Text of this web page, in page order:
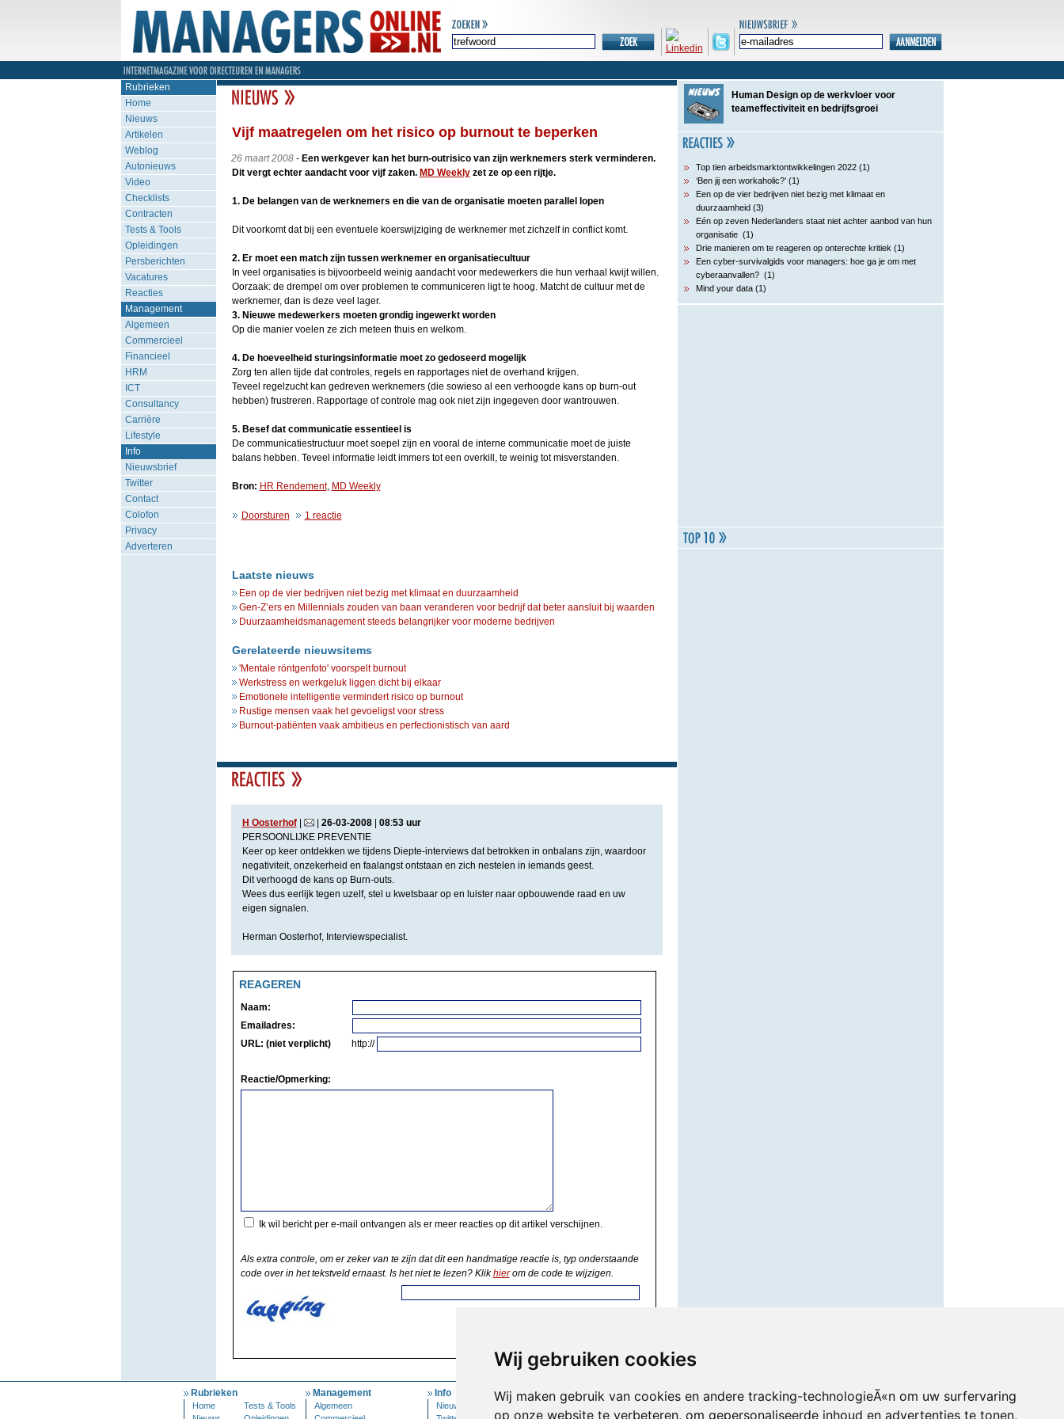
Wij gebruiken cookies
Wij maken gebruik van cookies en andere tracking-technologieÃ«n om uw surfervaring
op onze website te verbeteren, om gepersonaliseerde inhoud en advertenties te tonen,
Rubrieken
Home
Nieuws
Artikelen
Weblog
Autonieuws
Video
Checklists
Contracten
Tests & Tools
Opleidingen
Persberichten
Vacatures
Reacties
Management
Algemeen
Commercieel
Financieel
HRM
ICT
Consultancy
Carrière
Lifestyle
Info
Nieuwsbrief
Twitter
Contact
Colofon
Privacy
Adverteren
Vijf maatregelen om het risico op burnout te beperken
26 maart 2008- Een werkgever kan het burn-outrisico van zijn werknemers sterk verminderen.
Dit vergt echter aandacht voor vijf zaken. MD Weeklyzet ze op een rijtje.
1. De belangen van de werknemers en die van de organisatie moeten parallel lopen
Dit voorkomt dat bij een eventuele koerswijziging de werknemer met zichzelf in conflict komt.
2. Er moet een match zijn tussen werknemer en organisatiecultuur
In veel organisaties is bijvoorbeeld weinig aandacht voor medewerkers die hun verhaal kwijt willen.
Oorzaak: de drempel om over problemen te communiceren ligt te hoog. Matcht de cultuur met de
werknemer, dan is deze veel lager.
3. Nieuwe medewerkers moeten grondig ingewerkt worden
Op die manier voelen ze zich meteen thuis en welkom.
4. De hoeveelheid sturingsinformatie moet zo gedoseerd mogelijk
Zorg ten allen tijde dat controles, regels en rapportages niet de overhand krijgen.
Teveel regelzucht kan gedreven werknemers (die sowieso al een verhoogde kans op burn-out
hebben) frustreren. Rapportage of controle mag ook niet zijn ingegeven door wantrouwen.
5. Besef dat communicatie essentieel is
De communicatiestructuur moet soepel zijn en vooral de interne communicatie moet de juiste
balans hebben. Teveel informatie leidt immers tot een overkill, te weinig tot misverstanden.
Bron: HR Rendement, MD Weekly
Doorsturen 1 reactie
Laatste nieuws
Een op de vier bedrijven niet bezig met klimaat en duurzaamheid
Gen-Z’ers en Millennials zouden van baan veranderen voor bedrijf dat beter aansluit bij waarden
Duurzaamheidsmanagement steeds belangrijker voor moderne bedrijven
Gerelateerde nieuwsitems
'Mentale röntgenfoto' voorspelt burnout
Werkstress en werkgeluk liggen dicht bij elkaar
Emotionele intelligentie vermindert risico op burnout
Rustige mensen vaak het gevoeligst voor stress
Burnout-patiënten vaak ambitieus en perfectionistisch van aard
H Oosterhof| | 26-03-2008| 08:53 uur
PERSOONLIJKE PREVENTIE
Keer op keer ontdekken we tijdens Diepte-interviews dat betrokken in onbalans zijn, waardoor
negativiteit, onzekerheid en faalangst ontstaan en zich nestelen in iemands geest.
Dit verhoogd de kans op Burn-outs.
Wees dus eerlijk tegen uzelf, stel u kwetsbaar op en luister naar opbouwende raad en uw
eigen signalen.
Herman Oosterhof, Interviewspecialist.
REAGEREN
Naam:
Emailadres:
URL: (niet verplicht)
http://
Reactie/Opmerking:
Ik wil bericht per e-mail ontvangen als er meer reacties op dit artikel verschijnen.
Als extra controle, om er zeker van te zijn dat dit een handmatige reactie is, typ onderstaande
code over in het tekstveld ernaast. Is het niet te lezen? Klikhierom de code te wijzigen.
Human Design op de werkvloer voor
teameffectiviteit en bedrijfsgroei
Top tien arbeidsmarktontwikkelingen 2022 (1)
‘Ben jij een workaholic?’ (1)
Een op de vier bedrijven niet bezig met klimaat en
duurzaamheid (3)
Eén op zeven Nederlanders staat niet achter aanbod van hun
organisatie (1)
Drie manieren om te reageren op onterechte kritiek (1)
Een cyber-survivalgids voor managers: hoe ga je om met
cyberaanvallen? (1)
Mind your data (1)
Rubrieken
Home
Tests & Tools
Management
Algemeen
Info
Nieuwsbrief
Mijn Account
Inloggen